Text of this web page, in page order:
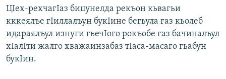
ЦIех-рехчагIаз бицунелда рекъон кьвагьи
кккеялъе гIиллалъун букIине бегьула газ кьолеб
идараялъул изнуги гьечIого рокъобе газ бачиналъул
хIалIти жалго хважаинзабаз тIаса-масаго гьабун
букIин.